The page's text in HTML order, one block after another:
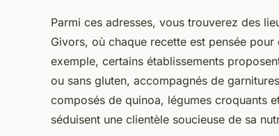
Parmi ces adresses, vous trouverez des
Givors, où chaque recette est pensée
exemple, certains établissements
ou sans gluten, accompagnés de
composés de quinoa, légumes croquants
séduisent une clientèle soucieuse de sa